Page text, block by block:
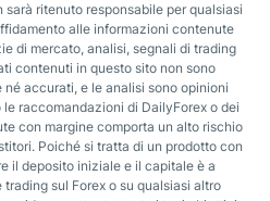
ritenuto responsabile per qualsiasi
alle informazioni contenute
di mercato, analisi, segnali di trading
contenuti in questo sito non sono
accurati, e le analisi sono opinioni
raccomandazioni di DailyForex o dei
con margine comporta un alto rischio
Poiché si tratta di un prodotto con
il deposito iniziale e il capitale è a
sul Forex o su qualsiasi altro